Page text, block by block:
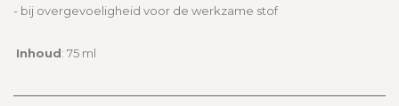
- bij overgevoeligheid voor de werkzame stof
Inhoud: 75 ml